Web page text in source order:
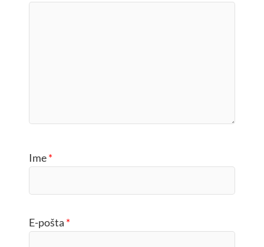
Ime*
E-pošta *